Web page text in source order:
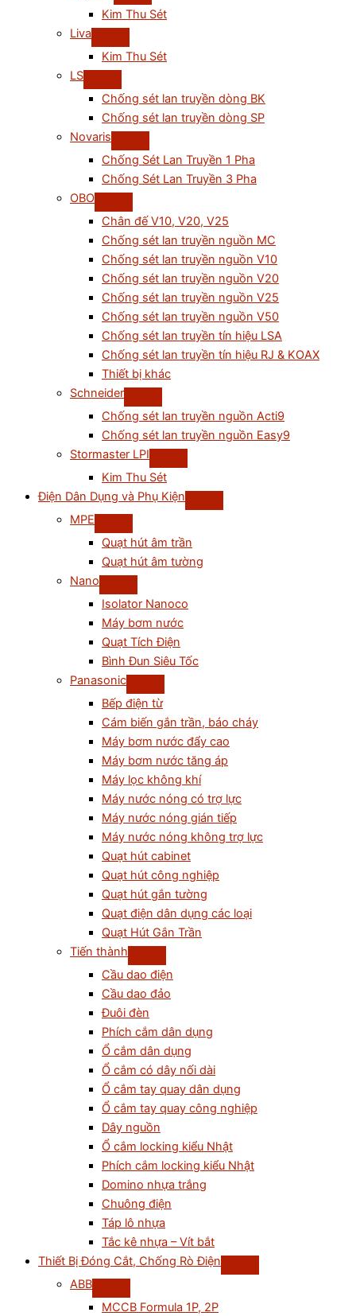
Kim Thu Sét
Liva
Kim Thu Sét
LS
Chống sét lan truyền dòng BK
Chống sét lan truyền dòng SP
Novaris
Chống Sét Lan Truyền 1 Pha
Chống Sét Lan Truyền 3 Pha
OBO
Chân đế V10, V20, V25
Chống sét lan truyền nguồn MC
Chống sét lan truyền nguồn V10
Chống sét lan truyền nguồn V20
Chống sét lan truyền nguồn V25
Chống sét lan truyền nguồn V50
Chống sét lan truyền tín hiệu LSA
Chống sét lan truyền tín hiệu RJ & KOAX
Thiết bị khác
Schneider
Chống sét lan truyền nguồn Acti9
Chống sét lan truyền nguồn Easy9
Stormaster LPI
Kim Thu Sét
Điện Dân Dụng và Phụ Kiện
MPE
Quạt hút âm trần
Quạt hút âm tường
Nano
Isolator Nanoco
Máy bơm nước
Quạt Tích Điện
Bình Đun Siêu Tốc
Panasonic
Bếp điện từ
Cám biến gắn trần, báo cháy
Máy bơm nước đẩy cao
Máy bơm nước tăng áp
Máy lọc không khí
Máy nước nóng có trợ lực
Máy nước nóng gián tiếp
Máy nước nóng không trợ lực
Quạt hút cabinet
Quạt hút công nghiệp
Quạt hút gắn tường
Quạt điện dân dụng các loại
Quạt Hút Gắn Trần
Tiến thành
Cầu dao điện
Cầu dao đảo
Đuôi đèn
Phích cắm dân dụng
Ổ cắm dân dụng
Ổ cắm có dây nối dài
Ổ cắm tay quay dân dụng
Ổ cắm tay quay công nghiệp
Dây nguồn
Ổ cắm locking kiểu Nhật
Phích cắm locking kiểu Nhật
Domino nhựa trắng
Chuông điện
Táp lô nhựa
Tắc kê nhựa – Vít bắt
Thiết Bị Đóng Cắt, Chống Rò Điện
ABB
MCCB Formula 1P, 2P